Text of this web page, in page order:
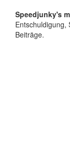
Speedjunky's
Entschuldigung,
Beiträge.